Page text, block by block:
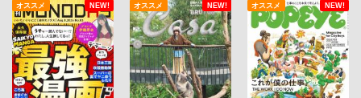
NEW!
オススメ NEW!
オススメ NEW!
オススメ